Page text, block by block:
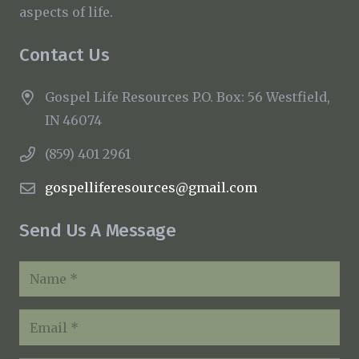
aspects of life.
Contact Us
Gospel Life Resources P.O. Box: 56 Westfield,
IN 46074
(859) 401 2961
gospelliferesources@gmail.com
Send Us A Message